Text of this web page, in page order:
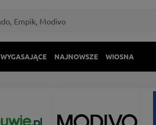
WYGASAJĄCE NAJNOWSZE WIOSNA